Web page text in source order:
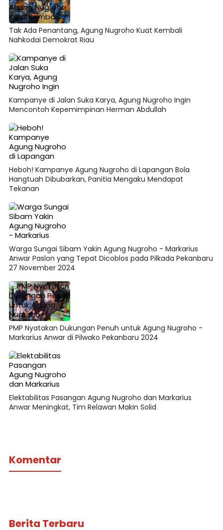
Tak Ada Penantang, Agung Nugroho Kuat Kembali
Nahkodai Demokrat Riau
Kampanye di Jalan Suka Karya, Agung Nugroho Ingin
Mencontoh Kepemimpinan Herman Abdullah
Heboh! Kampanye Agung Nugroho di Lapangan Bola
Hangtuah Dibubarkan, Panitia Mengaku Mendapat
Tekanan
Warga Sungai Sibam Yakin Agung Nugroho - Markarius
Anwar Paslon yang Tepat Dicoblos pada Pilkada Pekanbaru
27 November 2024
PMP Nyatakan Dukungan Penuh untuk Agung Nugroho -
Markarius Anwar di Pilwako Pekanbaru 2024
Elektabilitas Pasangan Agung Nugroho dan Markarius
Anwar Meningkat, Tim Relawan Makin Solid
Komentar
Berita Terbaru